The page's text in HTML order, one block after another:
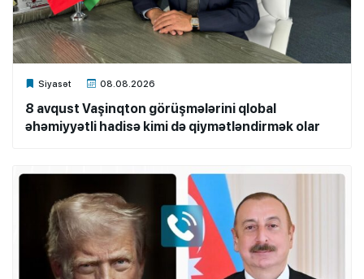
Siyasət 08.08.2026
Xalq.Online
8 avqust Vaşinqton görüşmələrini qlobal
əhəmiyyətli hadisə kimi də qiymətləndirmək olar